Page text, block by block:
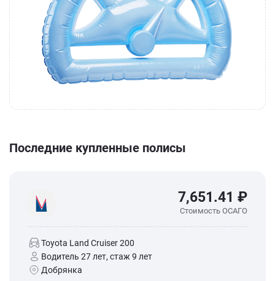
Последние купленные полисы
7,651.41 ₽
Стоимость ОСАГО
Toyota Land Cruiser 200
Водитель 27 лет, стаж 9 лет
Добрянка